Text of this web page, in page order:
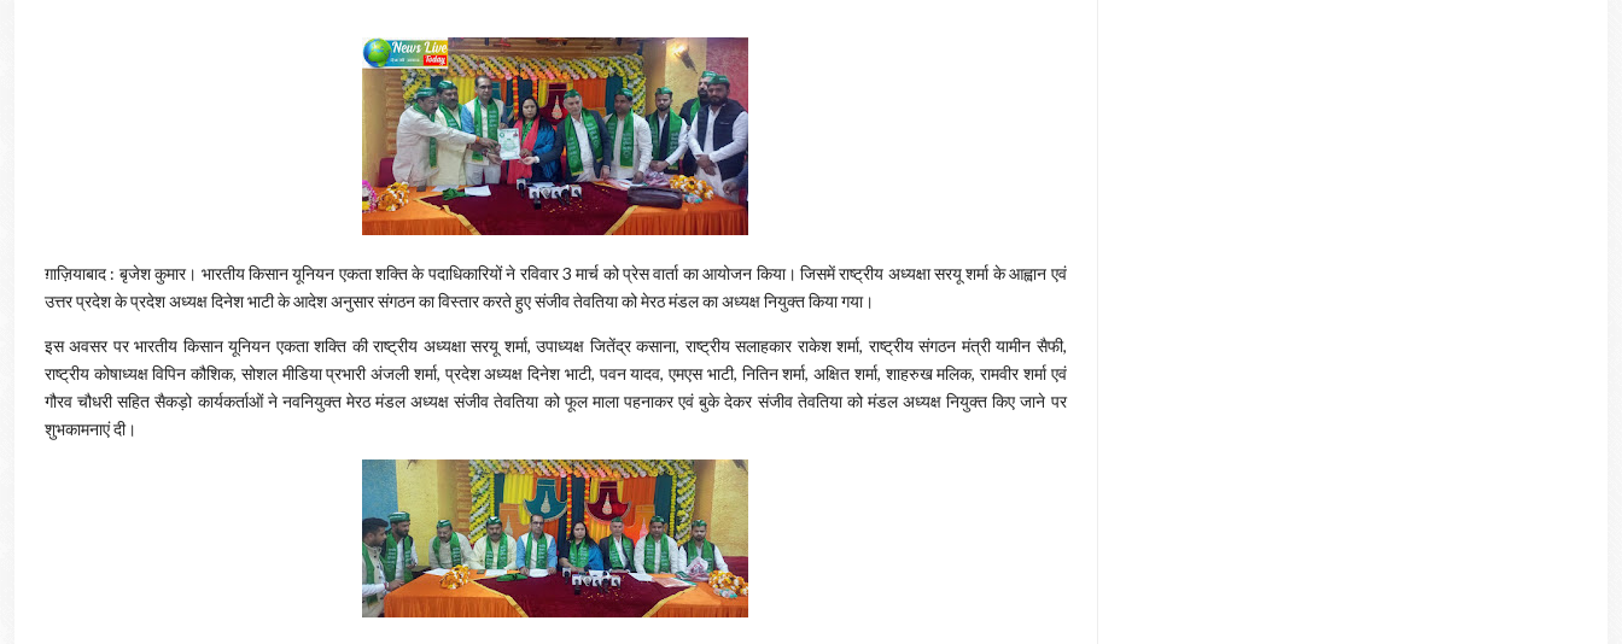
ग़ाज़ियाबाद : बृजेश कुमार। भारतीय किसान यूनियन एकता शक्ति के पदाधिकारियों ने रविवार 3 मार्च को प्रेस वार्ता का आयोजन किया। जिसमें राष्ट्रीय अध्यक्षा सरयू शर्मा के आह्वान एवं
उत्तर प्रदेश के प्रदेश अध्यक्ष दिनेश भाटी के आदेश अनुसार संगठन का विस्तार करते हुए संजीव तेवतिया को मेरठ मंडल का अध्यक्ष नियुक्त किया गया।
इस अवसर पर भारतीय किसान यूनियन एकता शक्ति की राष्ट्रीय अध्यक्षा सरयू शर्मा, उपाध्यक्ष जितेंद्र कसाना, राष्ट्रीय सलाहकार राकेश शर्मा, राष्ट्रीय संगठन मंत्री यामीन सैफी,
राष्ट्रीय कोषाध्यक्ष विपिन कौशिक, सोशल मीडिया प्रभारी अंजली शर्मा, प्रदेश अध्यक्ष दिनेश भाटी, पवन यादव, एमएस भाटी, नितिन शर्मा, अक्षित शर्मा, शाहरुख मलिक, रामवीर शर्मा एवं
गौरव चौधरी सहित सैकड़ो कार्यकर्ताओं ने नवनियुक्त मेरठ मंडल अध्यक्ष संजीव तेवतिया को फूल माला पहनाकर एवं बुके देकर संजीव तेवतिया को मंडल अध्यक्ष नियुक्त किए जाने पर
शुभकामनाएं दी।